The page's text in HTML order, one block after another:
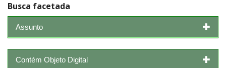
Busca facetada
Assunto
Contém Objeto Digital